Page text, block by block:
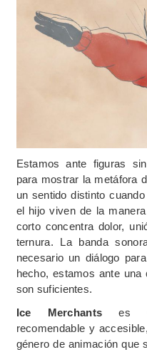
Estamos ante figuras
para mostrar la metáfora
un sentido distinto
el hijo viven de la
corto concentra dolor,
ternura. La banda
necesario un diálogo
hecho, estamos ante
son suficientes.
Ice Merchants es un
recomendable y
género de animación que